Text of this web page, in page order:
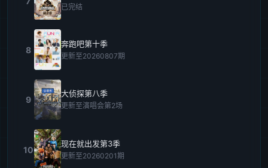
已完结
8
奔跑吧第十季
更新至20260807期
9
大侦探第八季
更新至演唱会第2场
10
现在就出发第3季
更新至20260201期